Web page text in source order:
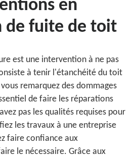
en
de fuite de toit
est une intervention à ne pas
à tenir l'étanchéité du toit
remarquez des dommages
de faire les réparations
pas les qualités requises pour
les travaux à une entreprise
faire confiance aux
le nécessaire. Grâce aux